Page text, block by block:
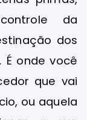
da
dos
É onde você
que vai
ou aquela